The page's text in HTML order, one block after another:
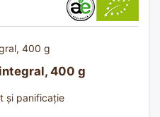
400 g
și panificație